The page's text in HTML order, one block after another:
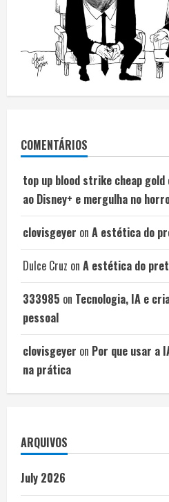
COMENTÁRIOS
top up blood strike cheap gold
ao Disney+ e mergulha no
clovisgeyer on A estética do
Dulce Cruz on A estética do
333985 on Tecnologia, IA e
pessoal
clovisgeyer on Por que usar a
na prática
ARQUIVOS
July 2026